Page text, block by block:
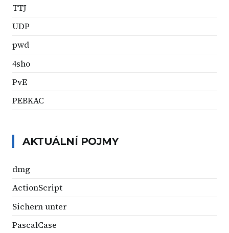
TTJ
UDP
pwd
4sho
PvE
PEBKAC
AKTUÁLNÍ POJMY
dmg
ActionScript
Sichern unter
PascalCase